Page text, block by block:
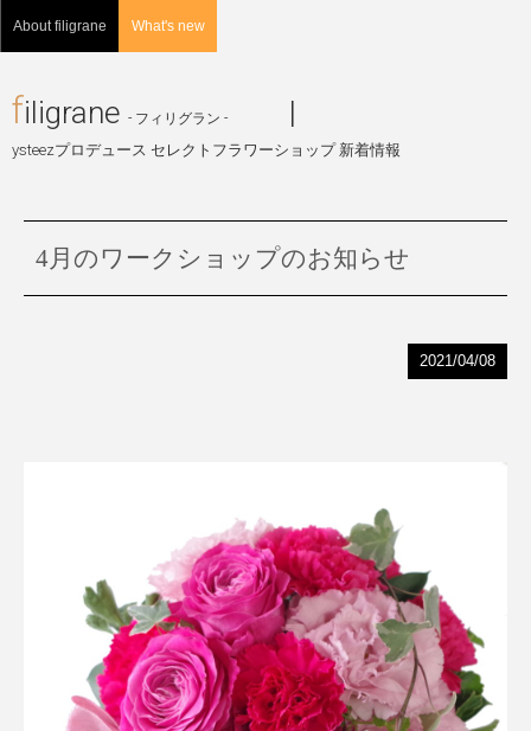
About filigrane What's new
filigrane - フィリグラン - |
ysteezプロデュース セレクトフラワーショップ 新着情報
4月のワークショップのお知らせ
2021/04/08